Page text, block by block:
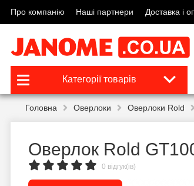
Про компанію Наші партнери Доставка і
Категорії товарів
Головна Оверлоки Оверлоки Rold
Оверлок Rold
0 відгук(ів)